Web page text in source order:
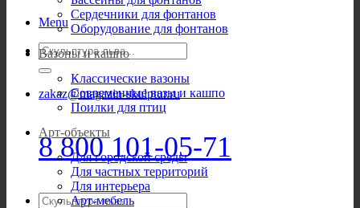
Menu
Искать:
zakaz@magazin-skulptur.ru
8 800 101-05-71
Искать:
Сердечники для фонтанов
Оборудование для фонтанов
Вазоны и кашпо
Классические вазоны
Современные вазы и кашпо
Поилки для птиц
Арт-объекты
Для городской среды
Для частных территорий
Для интерьера
Арт-мебель